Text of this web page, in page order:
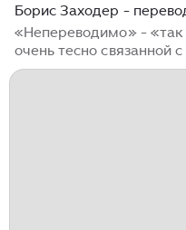
Борис Заходер -
«Непереводимо» - «так
очень тесно связанной
она написана. А потом